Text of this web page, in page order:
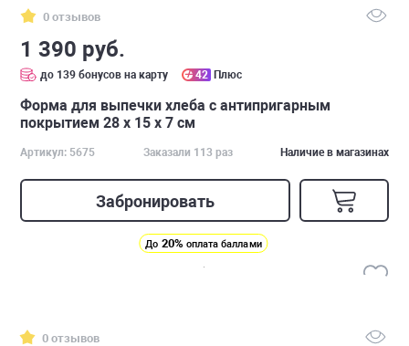
0 отзывов
1 390 руб.
до 139 бонусов на карту 42 Плюс
Форма для выпечки хлеба с антипригарным
покрытием 28 x 15 x 7 см
Артикул: 5675 Заказали 113 раз Наличие в магазинах
Забронировать
До 20% оплата баллами
0 отзывов